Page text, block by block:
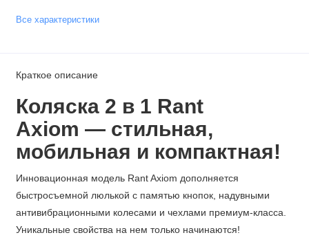
Все характеристики
Краткое описание
Коляска 2 в 1 Rant
Axiom — стильная,
мобильная и компактная!
Инновационная модель Rant Axiom дополняется
быстросъемной люлькой с памятью кнопок, надувными
антивибрационными колесами и чехлами премиум-класса.
Уникальные свойства на нем только начинаются!